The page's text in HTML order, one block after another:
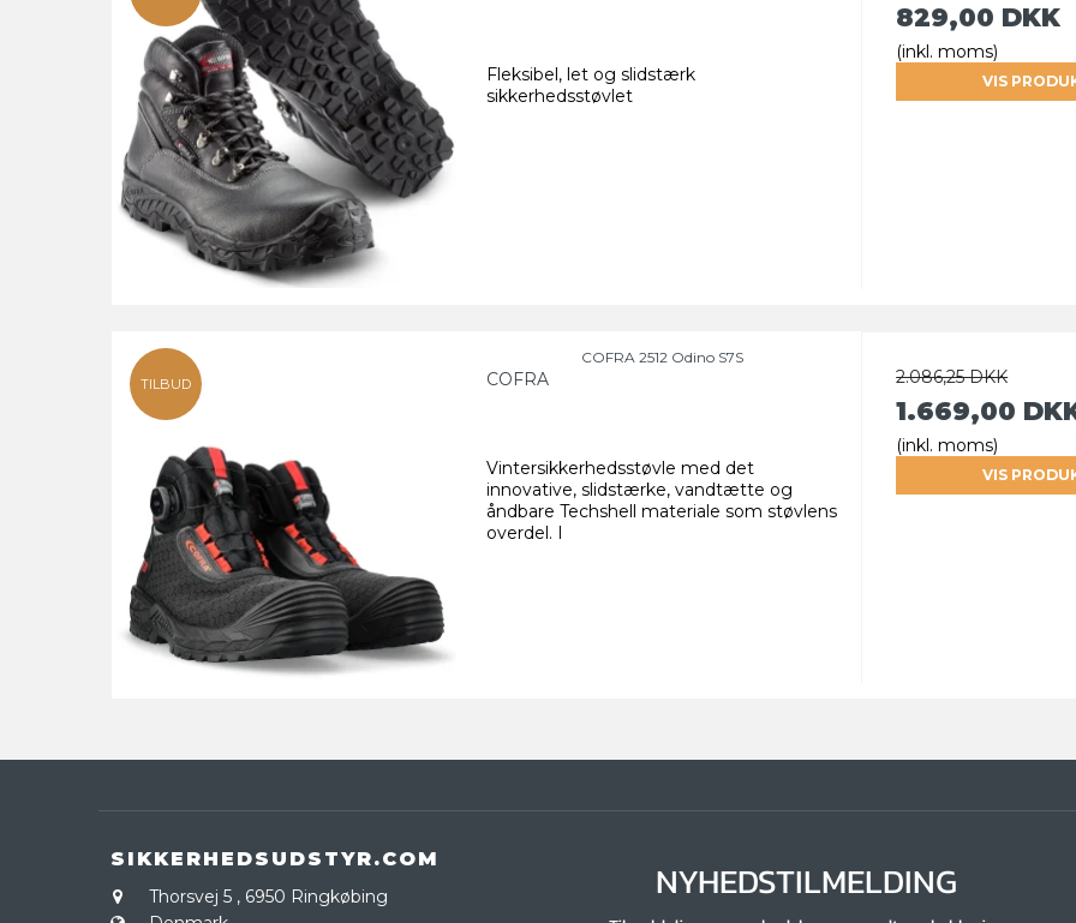
Fleksibel, let og slidstærk
sikkerhedsstøvlet
829,00 DKK
(inkl. moms)
VIS
TILBUD
COFRA 2512 Odino S7S
COFRA
Vintersikkerhedsstøvle med det
innovative, slidstærke, vandtætte og
åndbare Techshell materiale som støvlens
overdel. I
2.086,25 DKK
1.669,00
(inkl. moms)
VIS
SIKKERHEDSUDSTYR.COM
Thorsvej 5 , 6950 Ringkøbing
NYHEDSTILMELDING